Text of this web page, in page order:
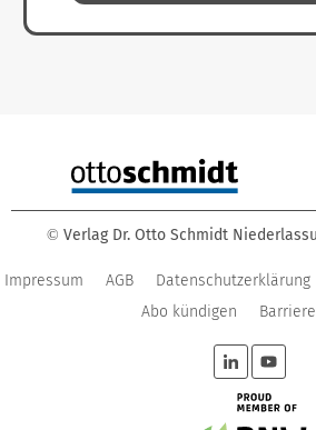
© Verlag Dr. Otto Schmidt
Impressum AGB Datenschutzerklärung
Abo kündigen